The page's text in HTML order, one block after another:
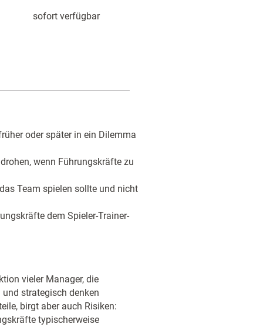
sofort verfügbar
oder später in ein Dilemma
wenn Führungskräfte zu
Team spielen sollte und nicht
dem Spieler-Trainer-
vieler Manager, die
strategisch denken
birgt aber auch Risiken:
typischerweise